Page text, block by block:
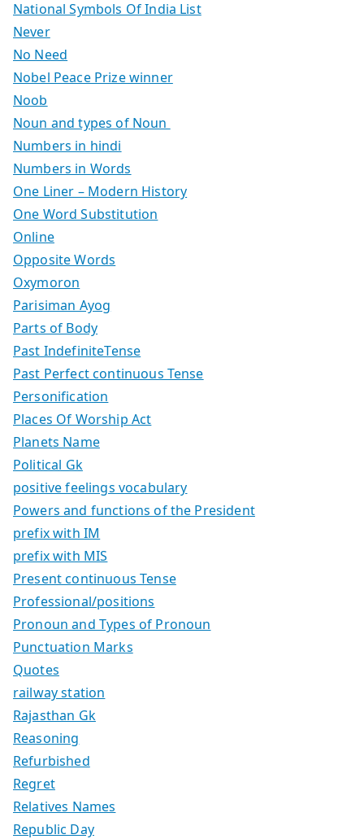
National Symbols Of India List
Never
No Need
Nobel Peace Prize winner
Noob
Noun and types of Noun
Numbers in hindi
Numbers in Words
One Liner – Modern History
One Word Substitution
Online
Opposite Words
Oxymoron
Parisiman Ayog
Parts of Body
Past IndefiniteTense
Past Perfect continuous Tense
Personification
Places Of Worship Act
Planets Name
Political Gk
positive feelings vocabulary
Powers and functions of the President
prefix with IM
prefix with MIS
Present continuous Tense
Professional/positions
Pronoun and Types of Pronoun
Punctuation Marks
Quotes
railway station
Rajasthan Gk
Reasoning
Refurbished
Regret
Relatives Names
Republic Day